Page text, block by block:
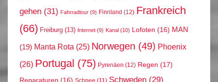
gehen (31) Fahrradtour (9) Finnland (12) Frankreich
(66) Freiburg (13) Internet (9) Kanal (10) Lofoten (16) MAN
(19) Manta Rota (25) Norwegen (49) Phoenix
(26) Portugal (75) Pyrenäen (12) Regen (17)
Reparaturen (16) Schnee (11) Schweden (29)